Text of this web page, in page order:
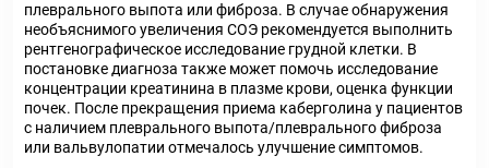
плеврального выпота или фиброза. В случае обнаружения
необъяснимого увеличения СОЭ рекомендуется выполнить
рентгенографическое исследование грудной клетки. В
постановке диагноза также может помочь исследование
концентрации креатинина в плазме крови, оценка функции
почек. После прекращения приема каберголина у пациентов
с наличием плеврального выпота/плеврального фиброза
или вальвулопатии отмечалось улучшение симптомов.